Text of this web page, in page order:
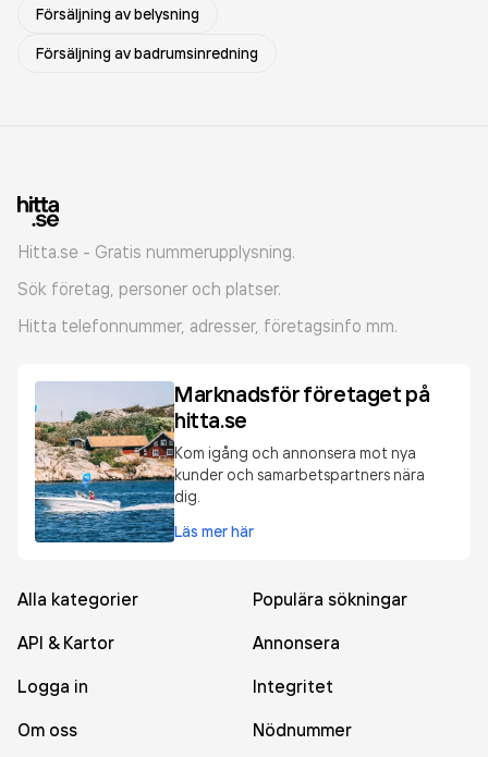
Försäljning av belysning
Försäljning av badrumsinredning
Hitta.se - Gratis nummerupplysning.
Sök företag, personer och platser.
Hitta telefonnummer, adresser, företagsinfo mm.
Marknadsför företaget på
hitta.se
Kom igång och annonsera mot nya
kunder och samarbetspartners nära
dig.
Läs mer här
Alla kategorier
Populära sökningar
API & Kartor
Annonsera
Logga in
Integritet
Om oss
Nödnummer